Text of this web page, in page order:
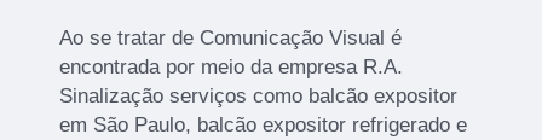
Ao se tratar de Comunicação Visual é
encontrada por meio da empresa R.A.
Sinalização serviços como balcão expositor
em São Paulo, balcão expositor refrigerado e